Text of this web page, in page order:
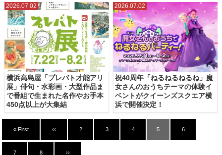
2026.07.02
横浜高島屋「プレバト才能アリ
展」俳句・水彩画・大型作品ま
で番組で生まれた名作やお手本
450点以上が大集結
2026.07.02
祝40周年「ねるねるねるね」魔
女さんのおうちテーマの体験イ
ベントがクイーンズスクエア横
浜で開催決定！
« First ‹‹ 2 3 4 5 6
7 8 ››